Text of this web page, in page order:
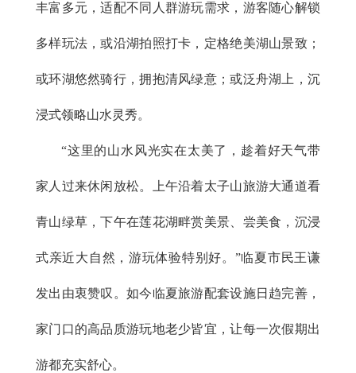
丰富多元，适配不同人群游玩需求，游客随心解锁
多样玩法，或沿湖拍照打卡，定格绝美湖山景致；
或环湖悠然骑行，拥抱清风绿意；或泛舟湖上，沉
浸式领略山水灵秀。
“这里的山水风光实在太美了，趁着好天气带
家人过来休闲放松。上午沿着太子山旅游大通道看
青山绿草，下午在莲花湖畔赏美景、尝美食，沉浸
式亲近大自然，游玩体验特别好。”临夏市民王谦
发出由衷赞叹。如今临夏旅游配套设施日趋完善，
家门口的高品质游玩地老少皆宜，让每一次假期出
游都充实舒心。